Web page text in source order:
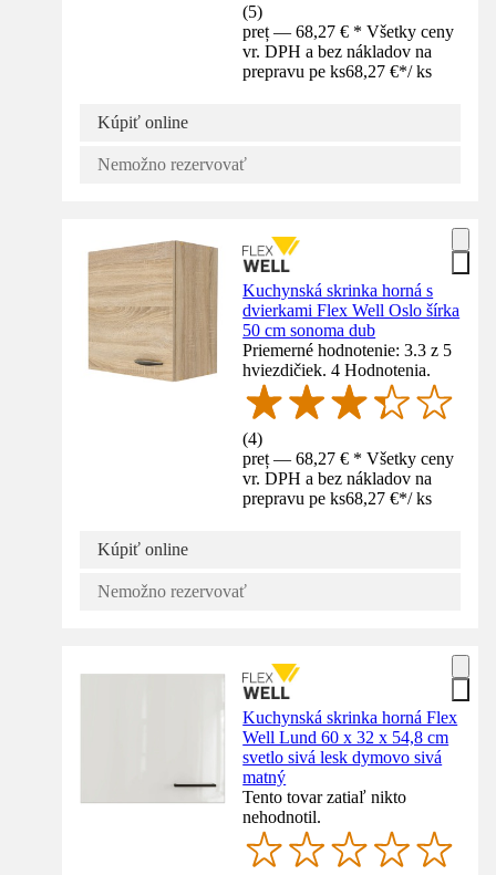
(5)
preț — 68,27 € * Všetky ceny
vr. DPH a bez nákladov na
prepravu pe ks68,27 €*/ ks
Kúpiť online
Nemožno rezervovať
Kuchynská skrinka horná s
dvierkami Flex Well Oslo šírka
50 cm sonoma dub
Priemerné hodnotenie: 3.3 z 5
hviezdičiek. 4 Hodnotenia.
(4)
preț — 68,27 € * Všetky ceny
vr. DPH a bez nákladov na
prepravu pe ks68,27 €*/ ks
Kúpiť online
Nemožno rezervovať
Kuchynská skrinka horná Flex
Well Lund 60 x 32 x 54,8 cm
svetlo sivá lesk dymovo sivá
matný
Tento tovar zatiaľ nikto
nehodnotil.